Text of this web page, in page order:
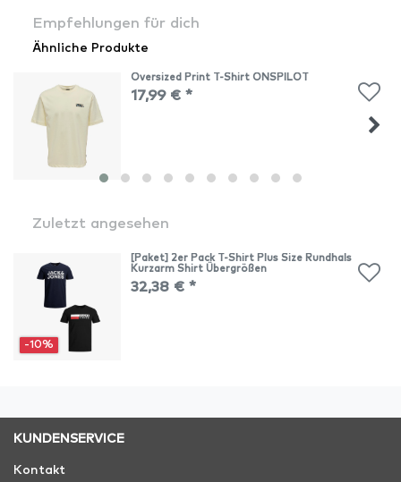
Empfehlungen für dich
Ähnliche Produkte
Oversized Print T-Shirt ONSPILOT
17,99 € *
Zuletzt angesehen
-10%
[Paket] 2er Pack T-Shirt Plus Size Rundhals
Kurzarm Shirt Übergrößen
32,38 € *
KUNDENSERVICE
Kontakt